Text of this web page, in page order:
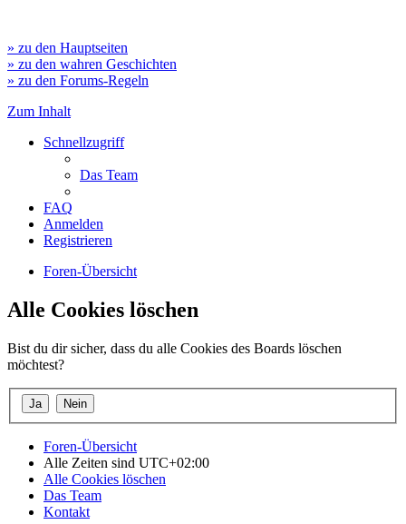
» zu den Hauptseiten
» zu den wahren Geschichten
» zu den Forums-Regeln
Zum Inhalt
Schnellzugriff
Das Team
FAQ
Anmelden
Registrieren
Foren-Übersicht
Alle Cookies löschen
Bist du dir sicher, dass du alle Cookies des Boards löschen
möchtest?
Foren-Übersicht
Alle Zeiten sind UTC+02:00
Alle Cookies löschen
Das Team
Kontakt